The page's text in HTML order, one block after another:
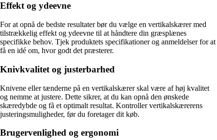
Effekt og ydeevne
For at opnå de bedste resultater bør du vælge en vertikalskærer med
tilstrækkelig effekt og ydeevne til at håndtere din græsplænes
specifikke behov. Tjek produktets specifikationer og anmeldelser for at
få en idé om, hvor godt det præsterer.
Knivkvalitet og justerbarhed
Knivene eller tænderne på en vertikalskærer skal være af høj kvalitet
og nemme at justere. Dette sikrer, at du kan opnå den ønskede
skæredybde og få et optimalt resultat. Kontroller vertikalskærerens
justeringsmuligheder, før du foretager dit køb.
Brugervenlighed og ergonomi